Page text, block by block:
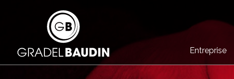
Entreprise